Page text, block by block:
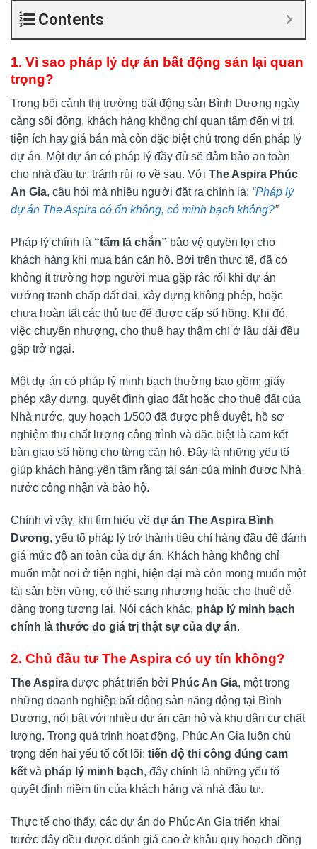
Contents
1. Vì sao pháp lý dự án bất động sản lại quan
trọng?
Trong bối cảnh thị trường bất động sản Bình Dương ngày
càng sôi động, khách hàng không chỉ quan tâm đến vị trí,
tiện ích hay giá bán mà còn đặc biệt chú trọng đến pháp lý
dự án. Một dự án có pháp lý đầy đủ sẽ đảm bảo an toàn
cho nhà đầu tư, tránh rủi ro về sau. Với The Aspira Phúc
An Gia, câu hỏi mà nhiều người đặt ra chính là: “Pháp lý
dự án The Aspira có ổn không, có minh bạch không?”
Pháp lý chính là “tấm lá chắn” bảo vệ quyền lợi cho
khách hàng khi mua bán căn hộ. Bởi trên thực tế, đã có
không ít trường hợp người mua gặp rắc rối khi dự án
vướng tranh chấp đất đai, xây dựng không phép, hoặc
chưa hoàn tất các thủ tục để được cấp sổ hồng. Khi đó,
việc chuyển nhượng, cho thuê hay thậm chí ở lâu dài đều
gặp trở ngại.
Một dự án có pháp lý minh bạch thường bao gồm: giấy
phép xây dựng, quyết định giao đất hoặc cho thuê đất của
Nhà nước, quy hoạch 1/500 đã được phê duyệt, hồ sơ
nghiệm thu chất lượng công trình và đặc biệt là cam kết
bàn giao sổ hồng cho từng căn hộ. Đây là những yếu tố
giúp khách hàng yên tâm rằng tài sản của mình được Nhà
nước công nhận và bảo hộ.
Chính vì vậy, khi tìm hiểu về dự án The Aspira Bình
Dương, yếu tố pháp lý trở thành tiêu chí hàng đầu để đánh
giá mức độ an toàn của dự án. Khách hàng không chỉ
muốn một nơi ở tiện nghi, hiện đại mà còn mong muốn một
tài sản bền vững, có thể sang nhượng hoặc cho thuê dễ
dàng trong tương lai. Nói cách khác, pháp lý minh bạch
chính là thước đo giá trị thật sự của dự án.
2. Chủ đầu tư The Aspira có uy tín không?
The Aspira được phát triển bởi Phúc An Gia, một trong
những doanh nghiệp bất động sản năng động tại Bình
Dương, nổi bật với nhiều dự án căn hộ và khu dân cư chất
lượng. Trong quá trình hoạt động, Phúc An Gia luôn chú
trọng đến hai yếu tố cốt lõi: tiến độ thi công đúng cam
kết và pháp lý minh bạch, đây chính là những yếu tố
quyết định niềm tin của khách hàng và nhà đầu tư.
Thực tế cho thấy, các dự án do Phúc An Gia triển khai
trước đây đều được đánh giá cao ở khâu quy hoạch đồng